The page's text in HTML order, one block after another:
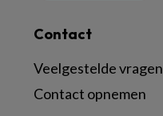
Contact
Veelgestelde vragen
Contact opnemen